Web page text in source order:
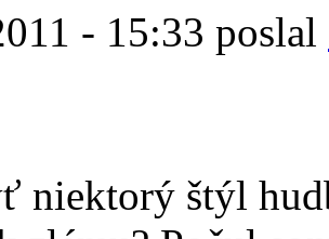
- 15:33 poslal
niektorý štýl